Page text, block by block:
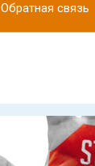
Обратная связь